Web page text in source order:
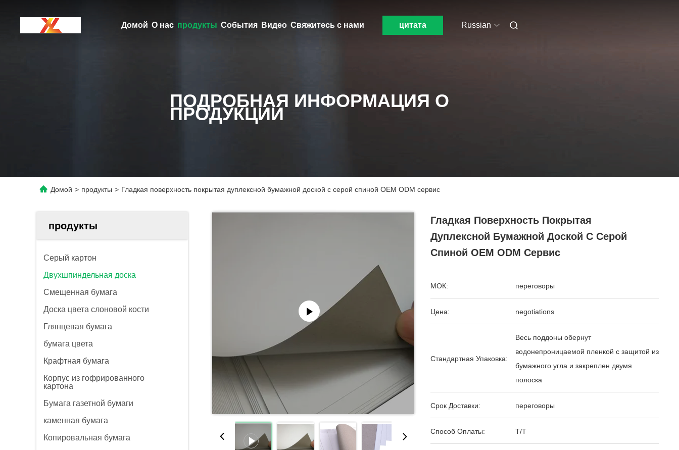
Домой О нас продукты События Видео Свяжитесь с нами цитата Russian
ПОДРОБНАЯ ИНФОРМАЦИЯ О
ПРОДУКЦИИ
Домой > продукты > Гладкая поверхность покрытая дуплексной бумажной доской с серой спиной OEM ODM сервис
продукты
Серый картон
Двухшпиндельная доска
Смещенная бумага
Доска цвета слоновой кости
Глянцевая бумага
бумага цвета
Крафтная бумага
Корпус из гофрированного
картона
Бумага газетной бумаги
каменная бумага
Копировальная бумага
Гладкая Поверхность Покрытая
Дуплексной Бумажной Доской С Серой
Спиной OEM ODM Сервис
МОК: переговоры
Цена: negotiations
Стандартная Упаковка:
Весь поддоны обернут
водонепроницаемой пленкой с защитой из
бумажного угла и закреплен двумя
полоска
Срок Доставки: переговоры
Способ Оплаты: T/T